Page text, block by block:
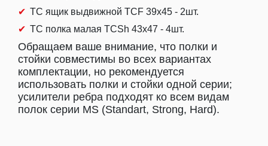
TC ящик выдвижной TCF 39x45 - 2шт.
TC полка малая TCSh 43х47 - 4шт.
Обращаем ваше внимание, что полки и
стойки совместимы во всех вариантах
комплектации, но рекомендуется
использовать полки и стойки одной серии;
усилители ребра подходят ко всем видам
полок серии MS (Standart, Strong, Hard).